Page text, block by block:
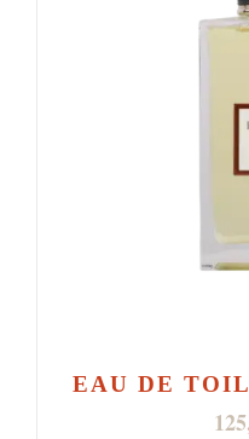
EAU DE